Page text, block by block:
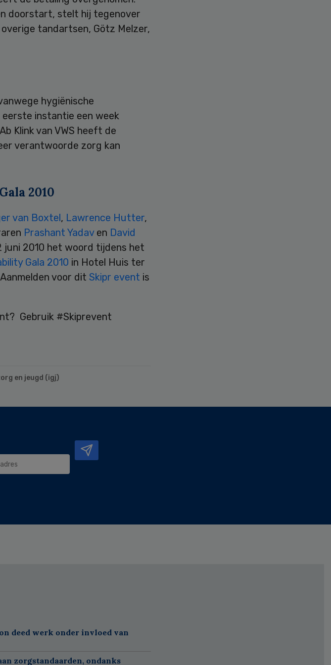
doorstart, stelt hij tegenover
overige tandartsen, Götz Melzer,
hygiënische
instantie een week
Klink van VWS heeft de
verantwoorde zorg kan
2010
van Boxtel, Lawrence Hutter,
Prashant Yadav en David
juni 2010 het woord tijdens het
Gala 2010 in Hotel Huis ter
voor dit Skipr event is
Gebruik #Skiprevent
en jeugd (igj)
deed werk onder invloed van
zorgstandaarden, ondanks